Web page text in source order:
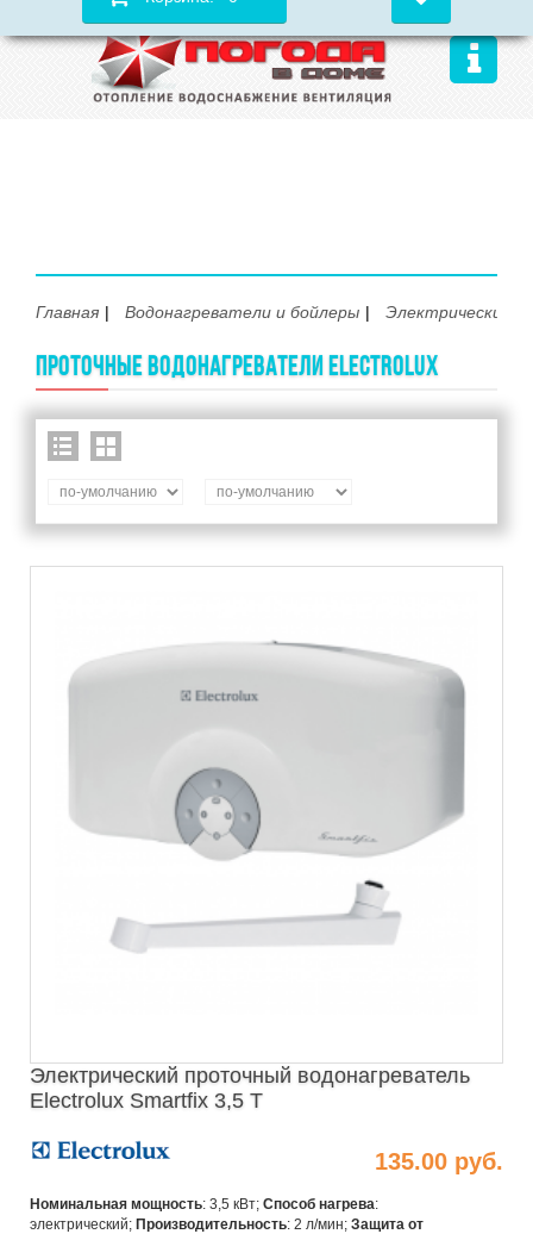
Главная Водонагреватели и бойлеры Электрические
ПРОТОЧНЫЕ ВОДОНАГРЕВАТЕЛИ ELECTROLUX
Электрический проточный водонагреватель
Electrolux Smartfix 3,5 T
135.00 руб.
Номинальная мощность: 3,5 кВт; Способ нагрева:
электрический; Производительность: 2 л/мин; Защита от